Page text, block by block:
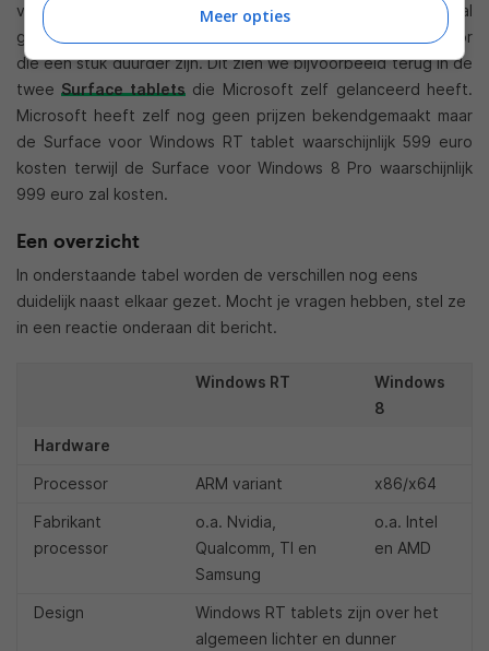
verschijnen op de ‘goedkopere’ tablets. Windows 8 (Pro) zal
gebruikt worden voor zakelijke tablets met Intel processor
die een stuk duurder zijn. Dit zien we bijvoorbeeld terug in de
tweeSurface tabletsdie Microsoft zelf gelanceerd heeft.
Microsoft heeft zelf nog geen prijzen bekendgemaakt maar
de Surface voor Windows RT tablet waarschijnlijk 599 euro
kosten terwijl de Surface voor Windows 8 Pro waarschijnlijk
999 euro zal kosten.
Een overzicht
In onderstaande tabel worden de verschillen nog eens
duidelijk naast elkaar gezet. Mocht je vragen hebben, stel ze
in een reactie onderaan dit bericht.
Windows RT
Windows
8
Hardware
Processor ARM variant x86/x64
Fabrikant
processor
o.a. Nvidia,
Qualcomm, TI en
Samsung
o.a. Intel
en AMD
Design
Windows RT tablets zijn over het
algemeen lichter en dunner
Meer opties